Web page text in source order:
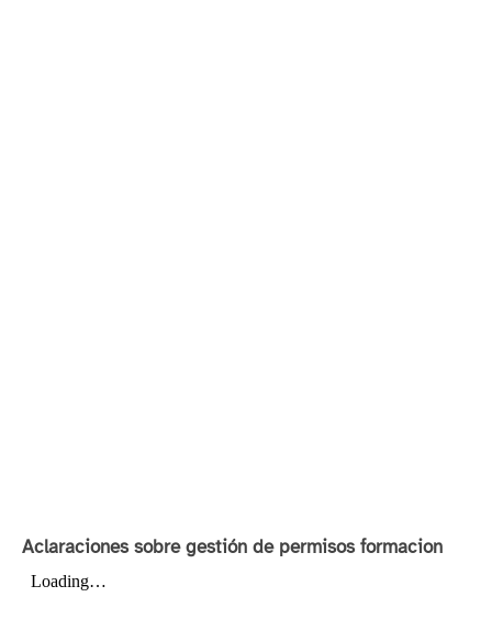
Aclaraciones sobre gestión de permisos formacion